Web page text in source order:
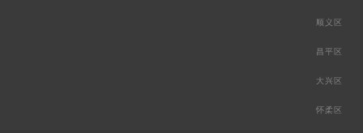
顺义区
昌平区
大兴区
怀柔区